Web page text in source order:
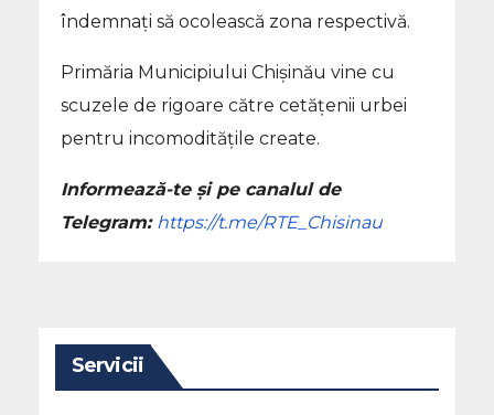
îndemnați să ocolească zona respectivă.
Primăria Municipiului Chișinău vine cu
scuzele de rigoare către cetățenii urbei
pentru incomoditățile create.
Informează-te și pe canalul de
Telegram: https://t.me/RTE_Chisinau
Servicii